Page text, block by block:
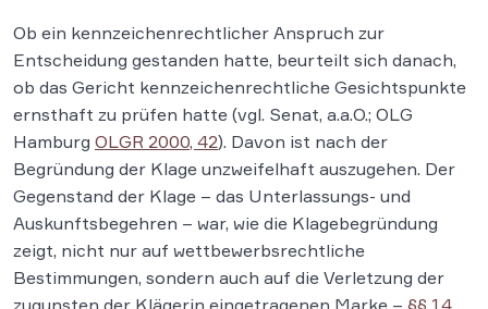
Ob ein kennzeichenrechtlicher Anspruch zur
Entscheidung gestanden hatte, beurteilt sich danach,
ob das Gericht kennzeichenrechtliche Gesichtspunkte
ernsthaft zu prüfen hatte (vgl. Senat, a.a.O.; OLG
Hamburg OLGR 2000, 42). Davon ist nach der
Begründung der Klage unzweifelhaft auszugehen. Der
Gegenstand der Klage – das Unterlassungs- und
Auskunftsbegehren – war, wie die Klagebegründung
zeigt, nicht nur auf wettbewerbsrechtliche
Bestimmungen, sondern auch auf die Verletzung der
zugunsten der Klägerin eingetragenen Marke – §§ 14,